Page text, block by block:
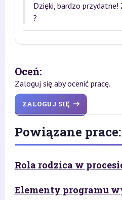
Dzięki, bardzo
?
Oceń:
Zaloguj się aby ocenić pracę.
ZALOGUJ SIĘ
Powiązane prace:
Rola rodzica w
Elementy programu